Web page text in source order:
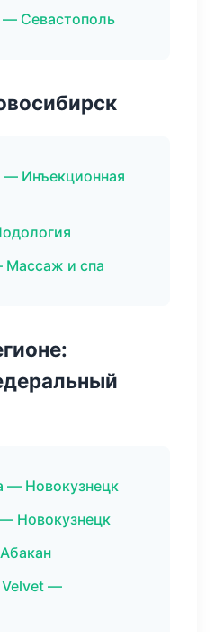
Севастополь
Инъекционная
Массаж и спа
— Новокузнецк
Новокузнецк
Velvet —